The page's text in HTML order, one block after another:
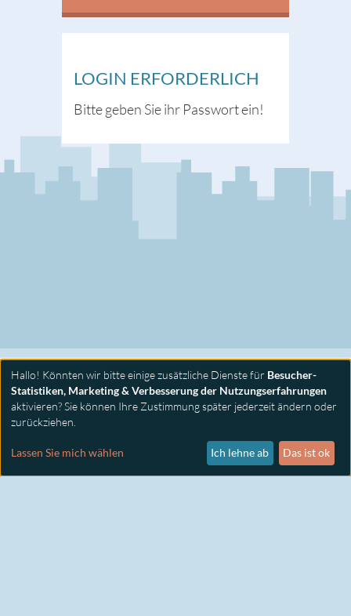
LOGIN ERFORDERLICH
Bitte geben Sie ihr Passwort ein!
KONTAKT
Hallo! Könnten wir bitte einige zusätzliche Dienste für Besucher-
Statistiken, Marketing & Verbesserung der Nutzungserfahrungen
aktivieren? Sie können Ihre Zustimmung später jederzeit ändern oder
zurückziehen.
Lassen Sie mich wählen Ich lehne ab Das ist ok